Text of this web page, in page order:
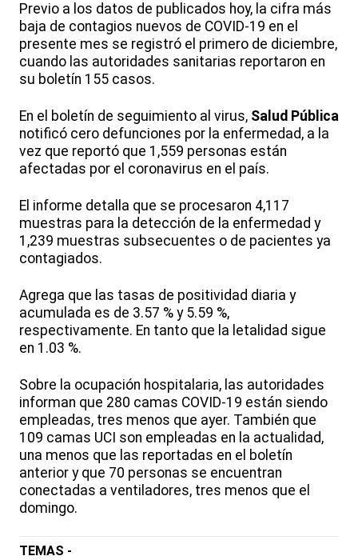
Previo a los datos de publicados hoy, la cifra más
baja de contagios nuevos de COVID-19 en el
presente mes se registró el primero de diciembre,
cuando las autoridades sanitarias reportaron en
su boletín 155 casos.
En el boletín de seguimiento al virus, Salud Pública
notificó cero defunciones por la enfermedad, a la
vez que reportó que 1,559 personas están
afectadas por el coronavirus en el país.
El informe detalla que se procesaron 4,117
muestras para la detección de la enfermedad y
1,239 muestras subsecuentes o de pacientes ya
contagiados.
Agrega que las tasas de positividad diaria y
acumulada es de 3.57 % y 5.59 %,
respectivamente. En tanto que la letalidad sigue
en 1.03 %.
Sobre la ocupación hospitalaria, las autoridades
informan que 280 camas COVID-19 están siendo
empleadas, tres menos que ayer. También que
109 camas UCI son empleadas en la actualidad,
una menos que las reportadas en el boletín
anterior y que 70 personas se encuentran
conectadas a ventiladores, tres menos que el
domingo.
TEMAS -